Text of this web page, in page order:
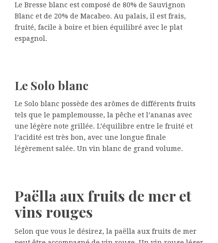
Le Bresse blanc est composé de 80% de Sauvignon
Blanc et de 20% de Macabeo. Au palais, il est frais,
fruité, facile à boire et bien équilibré avec le plat
espagnol.
Le Solo blanc
Le Solo blanc possède des arômes de différents fruits
tels que le pamplemousse, la pêche et l’ananas avec
une légère note grillée. L’équilibre entre le fruité et
l’acidité est très bon, avec une longue finale
légèrement salée. Un vin blanc de grand volume.
Paëlla aux fruits de mer et
vins rouges
Selon que vous le désirez, la paëlla aux fruits de mer